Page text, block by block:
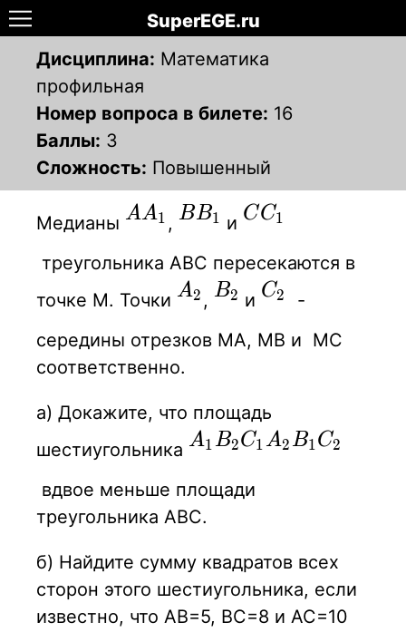
SuperEGE.ru
Дисциплина: Математика
профильная
Номер вопроса в билете: 16
Баллы: 3
Сложность: Повышенный
Медианы AA_1
AA1 , BB_1
BB1 и CC_1
CC1
треугольника АВС пересекаются в
точке М. Точки A_2
A2 , B_2
B2 и C_2
C2
-
середины отрезков МА, МВ и МС
соответственно.
а) Докажите, что площадь
шестиугольника A1 B2C1 A2 B1C2
вдвое меньше площади
треугольника АВС.
б) Найдите сумму квадратов всех
сторон этого шестиугольника, если
известно, что AB=5, BC=8 и AC=10